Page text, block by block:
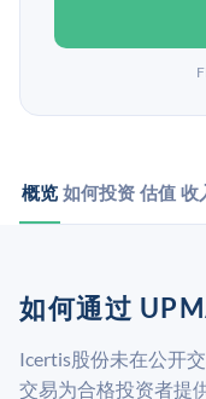
概览 如何投资 估值 收
如何通过
Icertis股份未在公开
交易为合格投资者提